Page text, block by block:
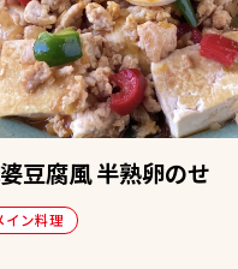
豆腐風 半熟卵のせ
イン料理